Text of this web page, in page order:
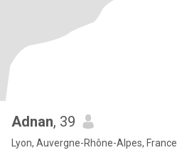
Adnan, 39
Lyon, Auvergne-Rhône-Alpes, France